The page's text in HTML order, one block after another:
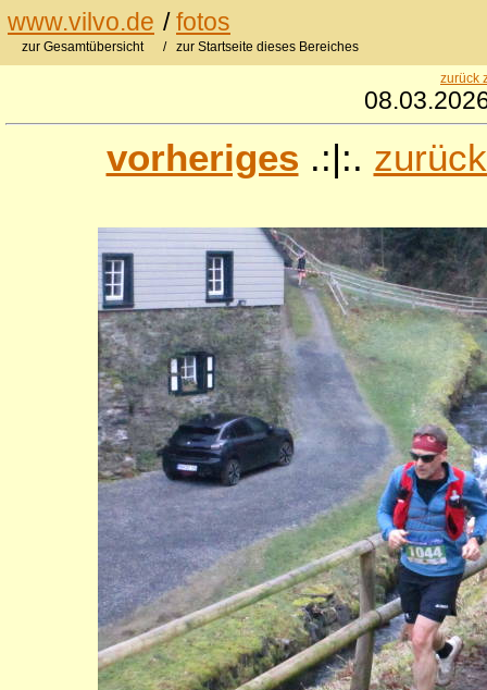
www.vilvo.de /fotos
zur Gesamtübersicht / zur Startseite dieses Bereiches
zurück
vorheriges .:|:.